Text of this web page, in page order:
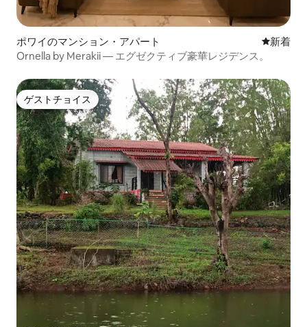
ポワイのマンション・アパート 新しい宿
新着
Ornella by Merakii — エグゼクティブ豪華レジデンス。
ゲストチョイス
ゲストチョイス